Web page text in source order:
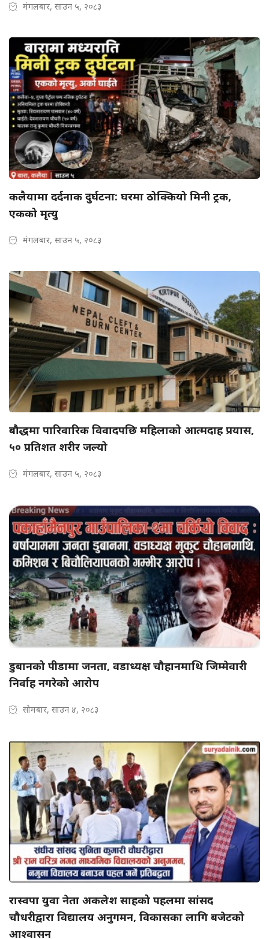
मंगलबार, साउन ५, २०८३
कलैयामा दर्दनाक दुर्घटना: घरमा ठोक्कियो मिनी ट्रक,
एकको मृत्यु
मंगलबार, साउन ५, २०८३
बौद्धमा पारिवारिक विवादपछि महिलाको आत्मदाह प्रयास,
५० प्रतिशत शरीर जल्यो
मंगलबार, साउन ५, २०८३
डुबानको पीडामा जनता, वडाध्यक्ष चौहानमाथि जिम्मेवारी
निर्वाह नगरेको आरोप
सोमबार, साउन ४, २०८३
रास्वपा युवा नेता अकलेश साहको पहलमा सांसद
चौधरीद्वारा विद्यालय अनुगमन, विकासका लागि बजेटको
आश्वासन